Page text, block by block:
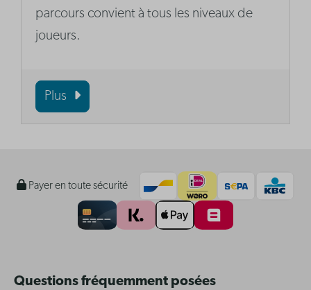
parcours convient à tous les niveaux de
joueurs.
Plus
Payer en toute sécurité
Questions fréquemment posées